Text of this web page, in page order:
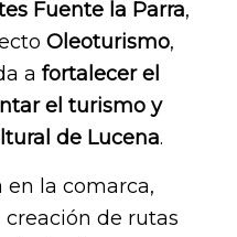
Fuente la Parra,
Oleoturismo,
a fortalecer el
el turismo y
de Lucena.
en la comarca,
de rutas